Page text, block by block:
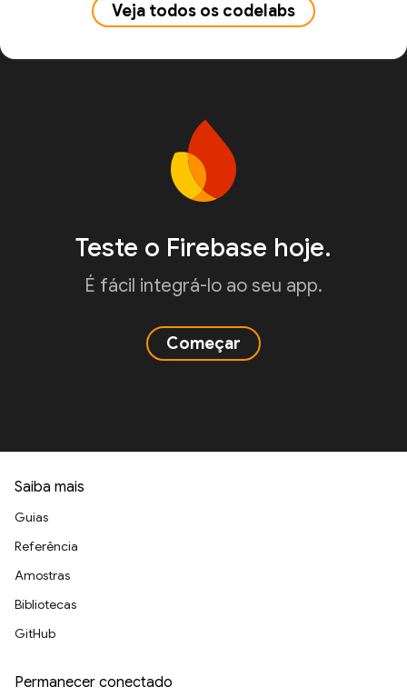
Veja todos os codelabs
Teste o Firebase hoje.
É fácil integrá-lo ao seu app.
Começar
Saiba mais
Guias
Referência
Amostras
Bibliotecas
GitHub
Permanecer conectado